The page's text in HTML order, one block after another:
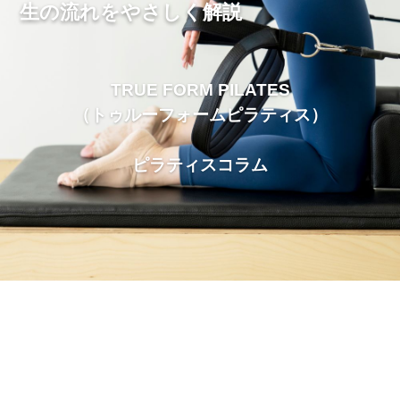
生の流れをやさしく解説
TRUE FORM PILATES
（トゥルーフォームピラティス）
ピラティスコラム